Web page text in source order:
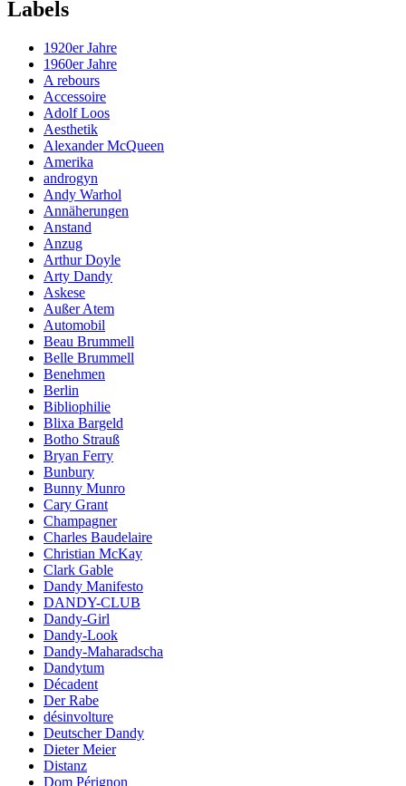
Labels
1920er Jahre
1960er Jahre
A rebours
Accessoire
Adolf Loos
Aesthetik
Alexander McQueen
Amerika
androgyn
Andy Warhol
Annäherungen
Anstand
Anzug
Arthur Doyle
Arty Dandy
Askese
Außer Atem
Automobil
Beau Brummell
Belle Brummell
Benehmen
Berlin
Bibliophilie
Blixa Bargeld
Botho Strauß
Bryan Ferry
Bunbury
Bunny Munro
Cary Grant
Champagner
Charles Baudelaire
Christian McKay
Clark Gable
Dandy Manifesto
DANDY-CLUB
Dandy-Girl
Dandy-Look
Dandy-Maharadscha
Dandytum
Décadent
Der Rabe
désinvolture
Deutscher Dandy
Dieter Meier
Distanz
Dom Pérignon